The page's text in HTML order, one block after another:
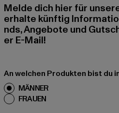
Melde dich hier für
erhalte künftig
nds, Angebote und
er E-Mail!
An welchen Produkten bist du
MÄNNER
FRAUEN